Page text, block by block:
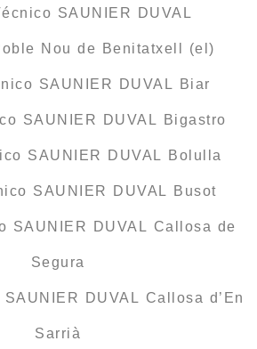
SAUNIER DUVAL
Nou de Benitatxell (el)
SAUNIER DUVAL Biar
SAUNIER DUVAL Bigastro
SAUNIER DUVAL Bolulla
SAUNIER DUVAL Busot
SAUNIER DUVAL Callosa de
Segura
DUVAL Callosa d’En
Sarrià